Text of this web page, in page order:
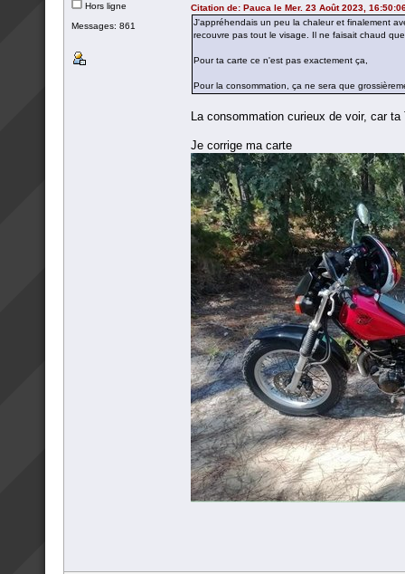
Hors ligne
Messages: 861
Citation de: Pauca le Mer. 23 Août 2023,
J'appréhendais un peu la chaleur et finalement
recouvre pas tout le visage. Il ne faisait chaud
Pour ta carte ce n'est pas exactement ça,
Pour la consommation, ça ne sera que
La consommation curieux de voir, car
Je corrige ma carte